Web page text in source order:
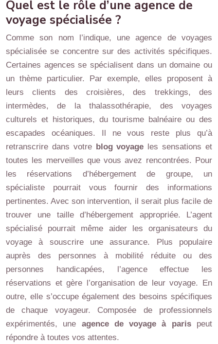
Quel est le rôle d’une agence de
voyage spécialisée ?
Comme son nom l’indique, une agence de voyages
spécialisée se concentre sur des activités spécifiques.
Certaines agences se spécialisent dans un domaine ou
un thème particulier. Par exemple, elles proposent à
leurs clients des croisières, des trekkings, des
intermèdes, de la thalassothérapie, des voyages
culturels et historiques, du tourisme balnéaire ou des
escapades océaniques. Il ne vous reste plus qu’à
retranscrire dans votre blog voyage les sensations et
toutes les merveilles que vous avez rencontrées. Pour
les réservations d’hébergement de groupe, un
spécialiste pourrait vous fournir des informations
pertinentes. Avec son intervention, il serait plus facile de
trouver une taille d’hébergement appropriée. L’agent
spécialisé pourrait même aider les organisateurs du
voyage à souscrire une assurance. Plus populaire
auprès des personnes à mobilité réduite ou des
personnes handicapées, l’agence effectue les
réservations et gère l’organisation de leur voyage. En
outre, elle s’occupe également des besoins spécifiques
de chaque voyageur. Composée de professionnels
expérimentés, une agence de voyage à parispeut
répondre à toutes vos attentes.